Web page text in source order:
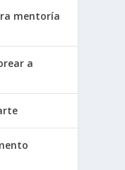
mentoría
a